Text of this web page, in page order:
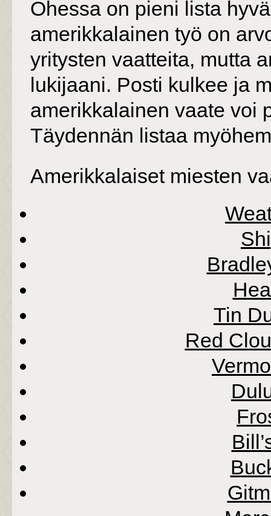
Ohessa on pieni lista
amerikkalainen työ on
yritysten vaatteita, mutta
lukijaani. Posti kulkee ja
amerikkalainen vaate voi
Täydennän listaa
Amerikkalaiset miesten
Tin
Red